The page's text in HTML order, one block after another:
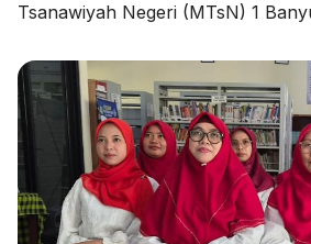
Tsanawiyah Negeri (MTsN) 1
Kirana, siswi berbakat dari rombel
mewakili madrasah dan
ajang bergengsi Jambore
di Cibubur, Jakarta, pada 13–20
pelepasan berlangsung khidmat
dihadiri oleh civitas […]